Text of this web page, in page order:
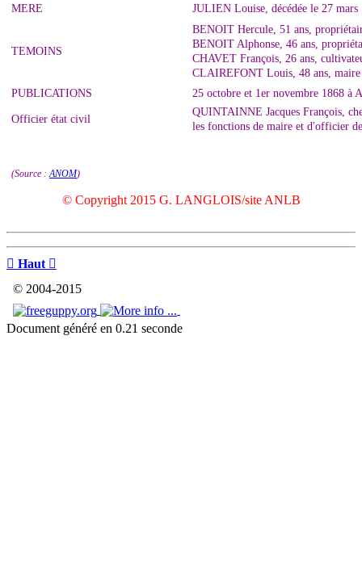
MERE JULIEN Louise, décédée le 27 mars
TEMOINS
BENOIT Hercule, 51 ans,
BENOIT Alphonse, 46 ans,
CHAVET François, 26 ans,
CLAIREFONT Louis, 48 ans, maire
PUBLICATIONS
25 octobre et 1er novembre 1868 à
Officier état civil
QUINTAINNE Jacques François,
les fonctions de maire et d'officier
(Source :ANOM)
© Copyright 2015 G. LANGLOIS/site ANLB
 Haut 
© 2004-2015
Document généré en 0.21 seconde